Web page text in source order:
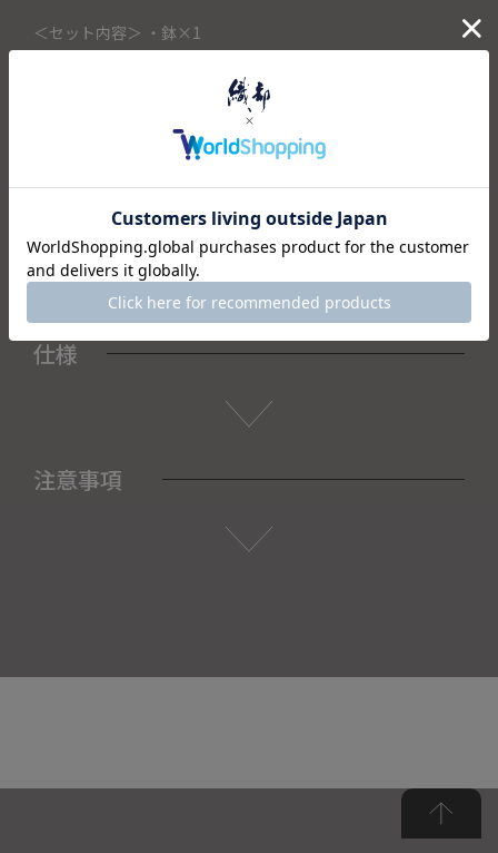
＜セット内容＞ ・鉢×1
こちらの商品は織部下北沢店にて展示販売中の作品になりま
ご注文いただいたタイミングによって織部下北沢店頭で売り
切れた場合は、キャンセルさせて頂きます。
また織部下北沢店からの出荷になりますので、ご注文確認
予めご了承くださいませ。
仕様
注意事項